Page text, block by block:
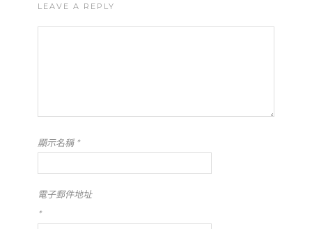
LEAVE A REPLY
顯示名稱*
電子郵件地址
*